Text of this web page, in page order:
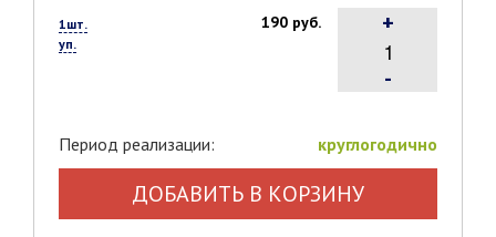
1шт.
уп.
190 руб.
-
+
Период реализации: круглогодично
ДОБАВИТЬ В КОРЗИНУ